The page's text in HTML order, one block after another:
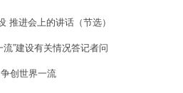
推进会上的讲话（节选）
”建设有关情况答记者问
创世界一流